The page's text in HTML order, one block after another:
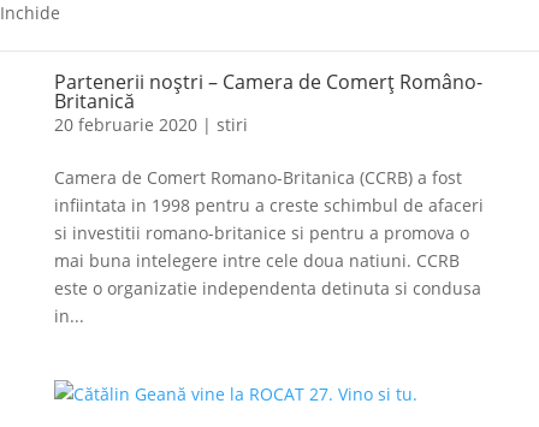
Inchide
Partenerii noștri – Camera de Comerț Româno-
Britanică
20 februarie 2020| stiri
Camera de Comert Romano-Britanica (CCRB) a fost
infiintata in 1998 pentru a creste schimbul de afaceri
si investitii romano-britanice si pentru a promova o
mai buna intelegere intre cele doua natiuni. CCRB
este o organizatie independenta detinuta si condusa
in...